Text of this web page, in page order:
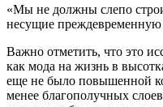
«Мы не должны слепо
несущие
Важно отметить, что это
как мода на жизнь в
еще не было повышенной
менее благополучных